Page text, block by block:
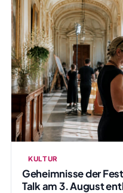
KULTUR
Geheimnisse der
Talk am 3. August